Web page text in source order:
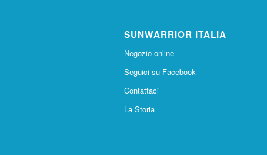
SUNWARRIOR ITALIA
Negozio online
Seguici su Facebook
Contattaci
La Storia